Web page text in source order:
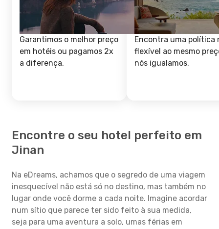
Garantimos o melhor preço
em hotéis ou pagamos 2x
a diferença.
Encontra uma política
flexível ao mesmo
nós igualamos.
Encontre o seu hotel perfeito em
Jinan
Na eDreams, achamos que o segredo de uma viagem
inesquecível não está só no destino, mas também no
lugar onde você dorme a cada noite. Imagine acordar
num sítio que parece ter sido feito à sua medida,
seja para uma aventura a solo, umas férias em